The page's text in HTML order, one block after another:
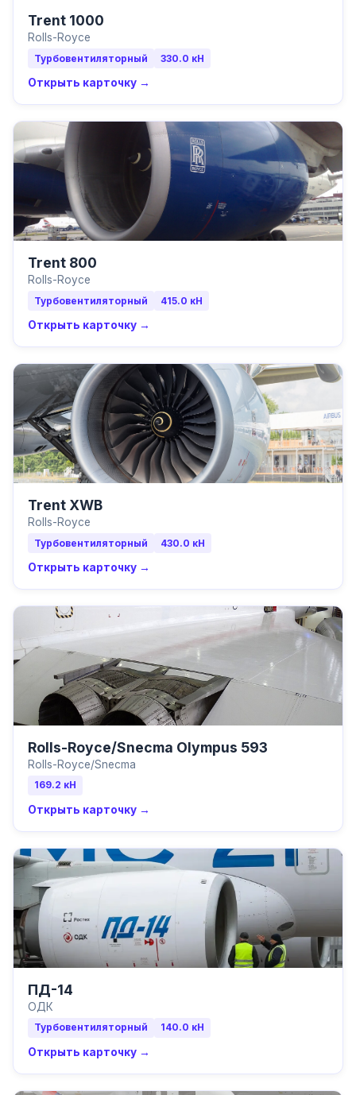
Trent 1000
Rolls-Royce
Турбовентиляторный 330.0 кН
Открыть карточку →
Trent 800
Rolls-Royce
Турбовентиляторный 415.0 кН
Открыть карточку →
Trent XWB
Rolls-Royce
Турбовентиляторный 430.0 кН
Открыть карточку →
Rolls-Royce/Snecma Olympus 593
Rolls-Royce/Snecma
169.2 кН
Открыть карточку →
ПД-14
ОДК
Турбовентиляторный 140.0 кН
Открыть карточку →